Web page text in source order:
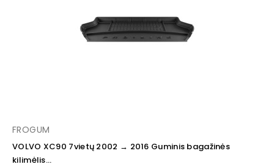
FROGUM
VOLVO XC90 7vietų 2002 → 2016 Guminis bagažinės
kilimėlis...